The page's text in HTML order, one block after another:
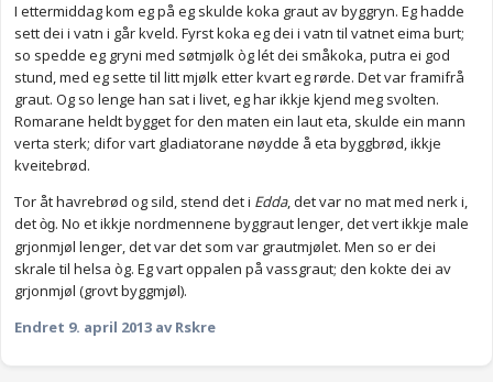
I ettermiddag kom eg på eg skulde koka graut av byggryn. Eg hadde
sett dei i vatn i går kveld. Fyrst koka eg dei i vatn til vatnet eima burt;
so spedde eg gryni med søtmjølk òg lét dei småkoka, putra ei god
stund, med eg sette til litt mjølk etter kvart eg rørde. Det var framifrå
graut. Og so lenge han sat i livet, eg har ikkje kjend meg svolten.
Romarane heldt bygget for den maten ein laut eta, skulde ein mann
verta sterk; difor vart gladiatorane nøydde å eta byggbrød, ikkje
kveitebrød.
Tor åt havrebrød og sild, stend det i Edda, det var no mat med nerk i,
det òg. No et ikkje nordmennene byggraut lenger, det vert ikkje male
grjonmjøl lenger, det var det som var grautmjølet. Men so er dei
skrale til helsa òg. Eg vart oppalen på vassgraut; den kokte dei av
grjonmjøl (grovt byggmjøl).
Endret 9. april 2013 av Rskre